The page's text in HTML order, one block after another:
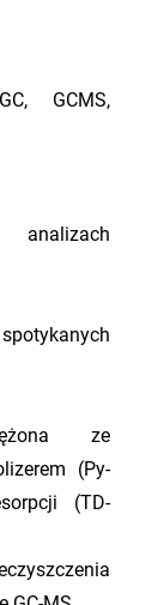
GCMS,
analizach
ze
(Py-
(TD-